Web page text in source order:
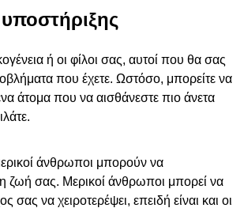
ή οι φίλοι σας, αυτοί που θα σας
που έχετε. Ωστόσο, μπορείτε να
άτομα που να αισθάνεστε πιο άνετα
άνθρωποι μπορούν να
ζωή σας. Μερικοί άνθρωποι μπορεί να
σας να χειροτερέψει, επειδή είναι και οι